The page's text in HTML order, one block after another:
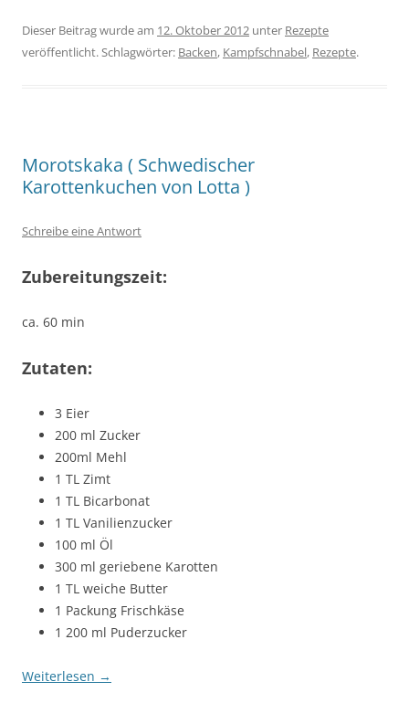
Dieser Beitrag wurde am 12. Oktober 2012 unter Rezepte
veröffentlicht. Schlagwörter: Backen, Kampfschnabel, Rezepte.
Morotskaka ( Schwedischer
Karottenkuchen von Lotta )
Schreibe eine Antwort
Zubereitungszeit:
ca. 60 min
Zutaten:
3 Eier
200 ml Zucker
200ml Mehl
1 TL Zimt
1 TL Bicarbonat
1 TL Vanilienzucker
100 ml Öl
300 ml geriebene Karotten
1 TL weiche Butter
1 Packung Frischkäse
1 200 ml Puderzucker
Weiterlesen →